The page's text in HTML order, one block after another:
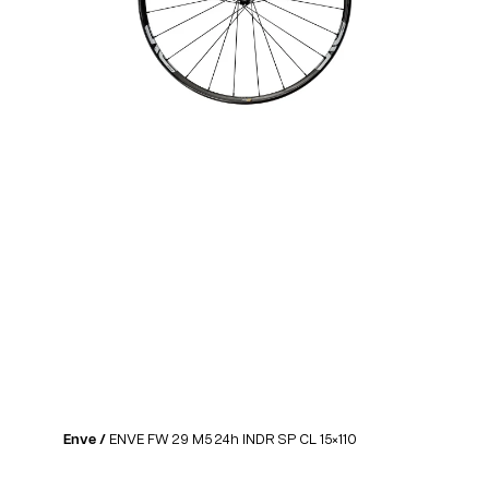
Enve / ENVE FW 29 M5 24h INDR SP CL 15×110